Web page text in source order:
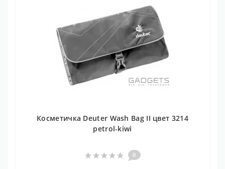
Косметичка Deuter Wash Bag II цвет 3214
petrol-kiwi
0